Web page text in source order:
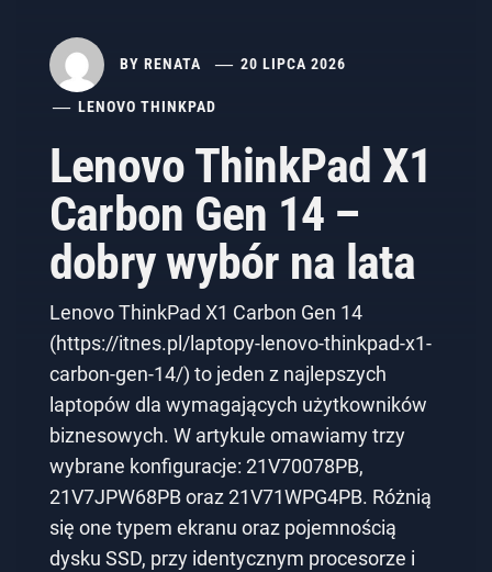
BY RENATA 20 LIPCA 2026
LENOVO THINKPAD
Lenovo ThinkPad X1
Carbon Gen 14 –
dobry wybór na lata
Lenovo ThinkPad X1 Carbon Gen 14
(https://itnes.pl/laptopy-lenovo-thinkpad-x1-
carbon-gen-14/) to jeden z najlepszych
laptopów dla wymagających użytkowników
biznesowych. W artykule omawiamy trzy
wybrane konfiguracje: 21V70078PB,
21V7JPW68PB oraz 21V71WPG4PB. Różnią
się one typem ekranu oraz pojemnością
dysku SSD, przy identycznym procesorze i